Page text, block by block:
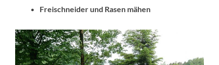
Freischneider und Rasen mähen